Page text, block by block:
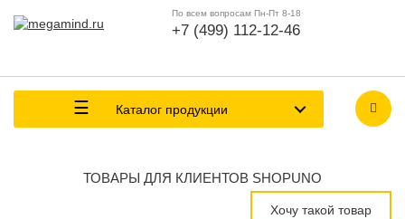
По всем вопросам Пн-Пт 8-18
+7 (499) 112-12-46
Каталог продукции
ТОВАРЫ ДЛЯ КЛИЕНТОВ SHOPUNO
Хочу такой товар